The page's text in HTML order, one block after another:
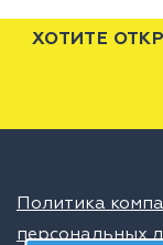
ХОТИТЕ
Политика
персональных